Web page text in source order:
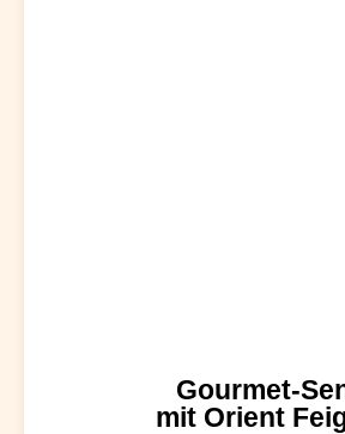
Gourmet-
mit Orient